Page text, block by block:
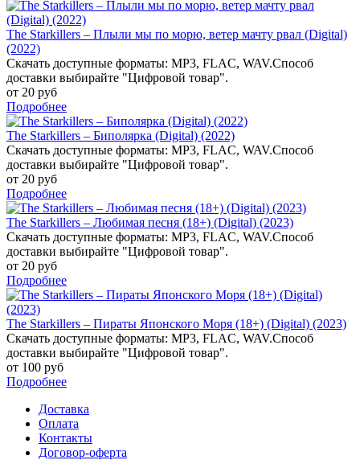
The Starkillers – Плыли мы по морю, ветер мачту рвал (Digital)
(2022)
Скачать доступные форматы: MP3, FLAC, WAV.Способ
доставки выбирайте "Цифровой товар".
от 20 руб
Подробнее
The Starkillers – Биполярка (Digital) (2022)
Скачать доступные форматы: MP3, FLAC, WAV.Способ
доставки выбирайте "Цифровой товар".
от 20 руб
Подробнее
The Starkillers – Любимая песня (18+) (Digital) (2023)
Скачать доступные форматы: MP3, FLAC, WAV.Способ
доставки выбирайте "Цифровой товар".
от 20 руб
Подробнее
The Starkillers – Пираты Японского Моря (18+) (Digital) (2023)
Скачать доступные форматы: MP3, FLAC, WAV.Способ
доставки выбирайте "Цифровой товар".
от 100 руб
Подробнее
Доставка
Оплата
Контакты
Договор-оферта